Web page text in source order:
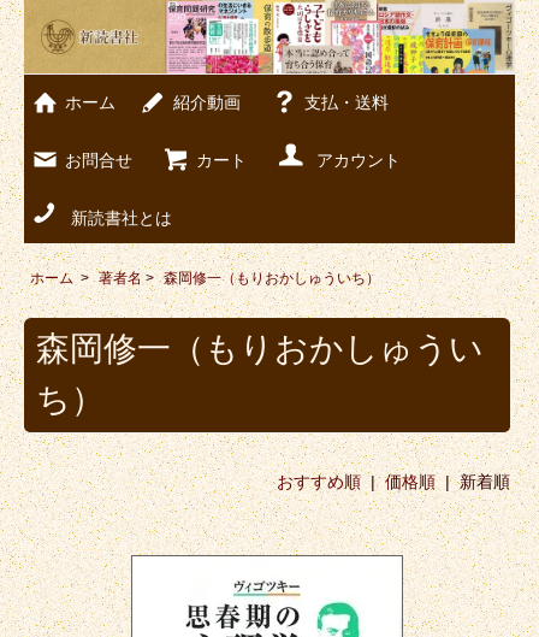
ホーム 紹介動画 支払・送料
お問合せ カート アカウント
新読書社とは
ホーム > 著者名> 森岡修一（もりおかしゅういち）
森岡修一（もりおかしゅうい
ち）
おすすめ順|価格順| 新着順